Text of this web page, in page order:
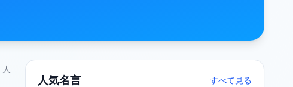
人
人気名言 すべて見る